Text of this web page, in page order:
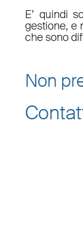
E’ quindi
gestione, e
che sono
Non